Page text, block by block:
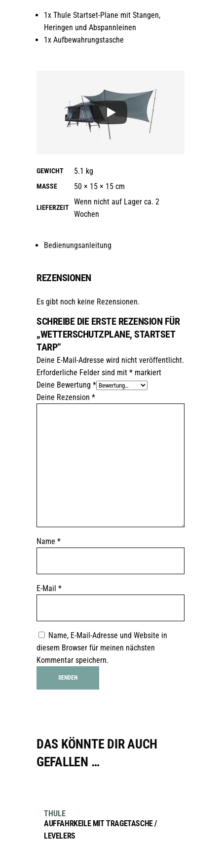
1x Thule Startset-Plane mit Stangen,
Heringen und Abspannleinen
1x Aufbewahrungstasche
GEWICHT 5.1 kg
MASSE 50 × 15 × 15 cm
LIEFERZEIT
Wenn nicht auf Lager ca. 2
Wochen
Bedienungsanleitung
REZENSIONEN
Es gibt noch keine Rezensionen.
SCHREIBE DIE ERSTE REZENSION FÜR
„WETTERSCHUTZPLANE, STARTSET
TARP“
Deine E-Mail-Adresse wird nicht veröffentlicht.
Erforderliche Felder sind mit * markiert
Deine Bewertung *
Deine Rezension *
Name *
E-Mail *
Name, E-Mail-Adresse und Website in
diesem Browser für meinen nächsten
Kommentar speichern.
DAS KÖNNTE DIR AUCH
GEFALLEN …
AUFFAHRKEILE MIT TRAGETASCHE /
LEVELERS
THULE